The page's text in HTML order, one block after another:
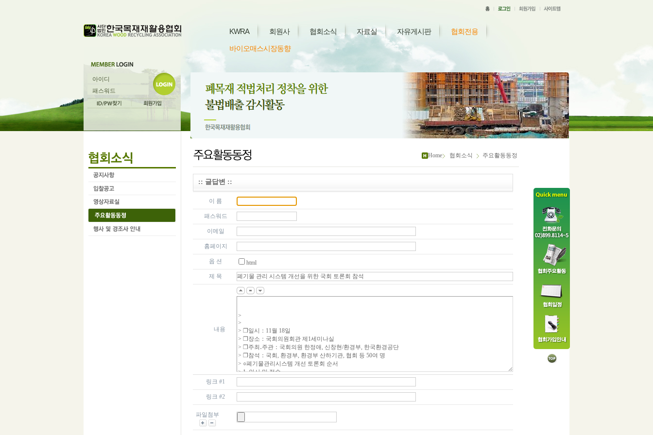
KWRA 회원사 협회소식 자료실 자유게시판 협회전용
바이오매스시장동향
Home 협회소식 주요활동동정
:: 글답변 ::
이 름
패스워드
이메일
홈페이지
옵 션
html
제 목
내용
링크 #1
링크 #2
파일첨부